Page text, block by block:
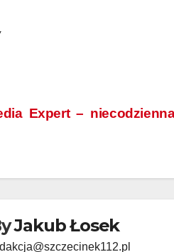
Expert –
Jakub Łosek